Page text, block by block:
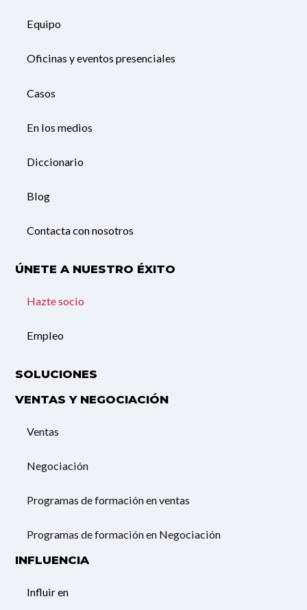
Equipo
Oficinas y eventos presenciales
Casos
En los medios
Diccionario
Blog
Contacta con nosotros
ÚNETE A NUESTRO ÉXITO
Hazte socio
Empleo
SOLUCIONES
VENTAS Y NEGOCIACIÓN
Ventas
Negociación
Programas de formación en ventas
Programas de formación en Negociación
INFLUENCIA
Influir en